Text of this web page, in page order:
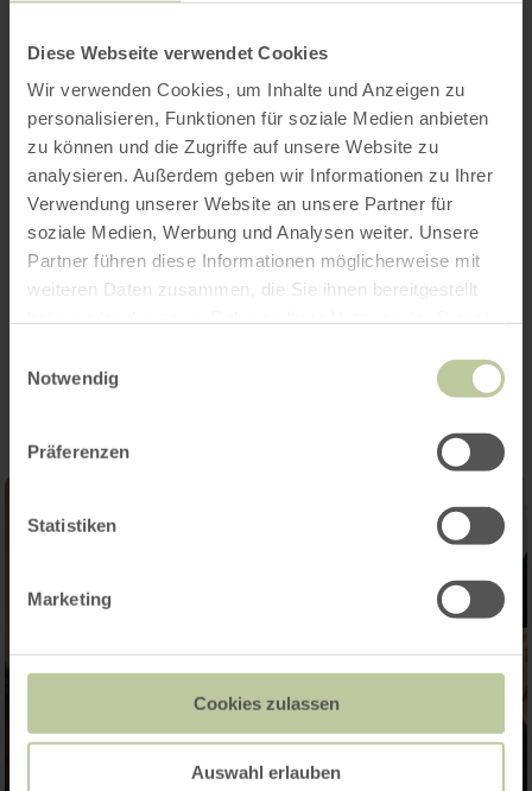
Diese Webseite verwendet Cookies
Wir verwenden Cookies, um Inhalte und Anzeigen zu
personalisieren, Funktionen für soziale Medien anbieten
zu können und die Zugriffe auf unsere Website zu
analysieren. Außerdem geben wir Informationen zu Ihrer
Verwendung unserer Website an unsere Partner für
soziale Medien, Werbung und Analysen weiter. Unsere
Partner führen diese Informationen möglicherweise mit
weiteren Daten zusammen, die Sie ihnen bereitgestellt
Notwendig
Präferenzen
Statistiken
Marketing
Cookies zulassen
Auswahl erlauben
WIN.DN GmbH
colorful. community. coworking.
August-Klotz-Straße 21
52349 Düren
Tel +49 2421 69540-23
SOCIAL MEDIA
FacebookInstagramLinkedIn
Impressionen